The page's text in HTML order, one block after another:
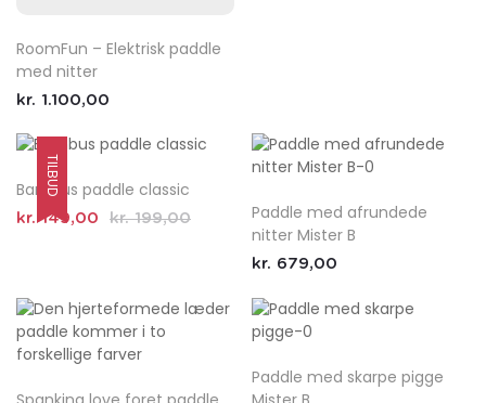
RoomFun – Elektrisk paddle
med nitter
kr. 1.100,00
TILBUD
Bambus paddle classic
kr.199,00
kr.149,00
Paddle med afrundede
nitter Mister B
kr. 679,00
Paddle med skarpe pigge